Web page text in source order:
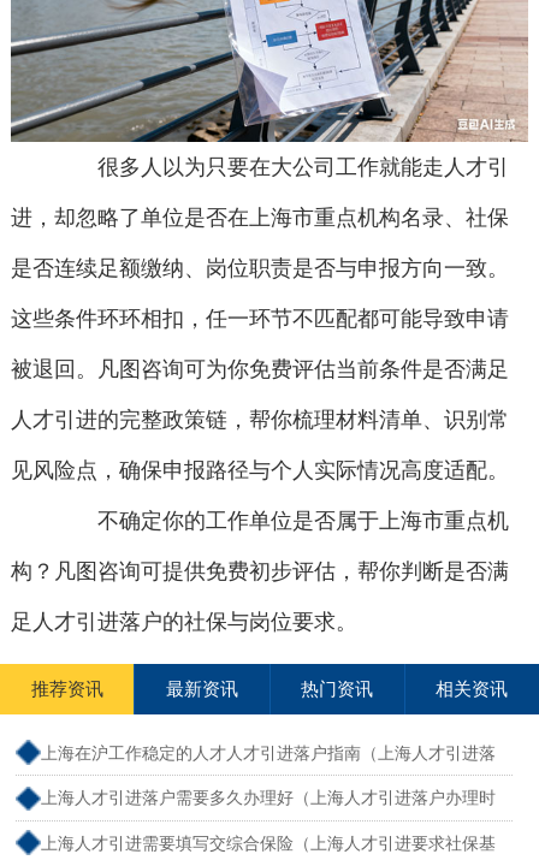
很多人以为只要在大公司工作就能走人才引
进，却忽略了单位是否在上海市重点机构名录、社保
是否连续足额缴纳、岗位职责是否与申报方向一致。
这些条件环环相扣，任一环节不匹配都可能导致申请
被退回。凡图咨询可为你免费评估当前条件是否满足
人才引进的完整政策链，帮你梳理材料清单、识别常
见风险点，确保申报路径与个人实际情况高度适配。
不确定你的工作单位是否属于上海市重点机
构？凡图咨询可提供免费初步评估，帮你判断是否满
足人才引进落户的社保与岗位要求。
推荐资讯 最新资讯 热门资讯 相关资讯
上海在沪工作稳定的人才人才引进落户指南（上海人才引进落
户怎么办理）
上海人才引进落户需要多久办理好（上海人才引进落户办理时
限）
上海人才引进需要填写交综合保险（上海人才引进要求社保基